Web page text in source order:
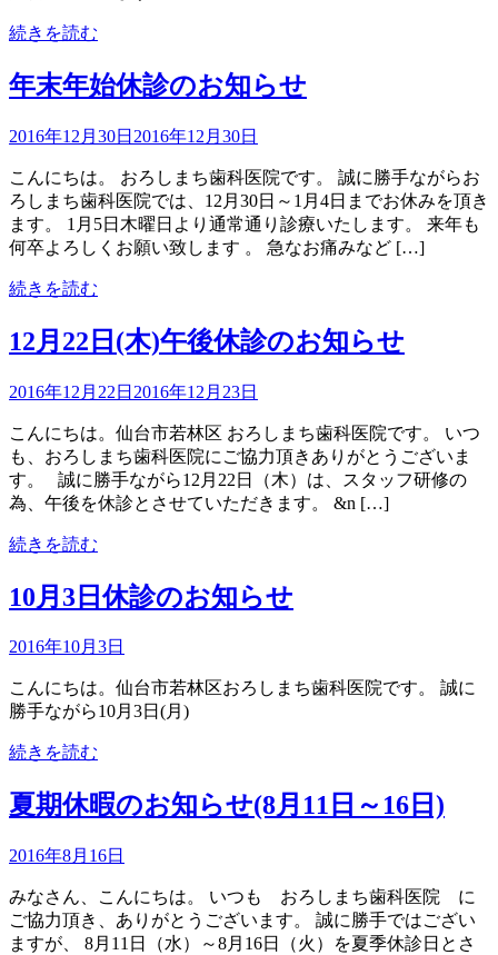
続きを読む
年末年始休診のお知らせ
2016年12月30日 2016年12月30日
こんにちは。 おろしまち歯科医院です。 誠に勝手ながらお
ろしまち歯科医院では、12月30日～1月4日までお休みを頂き
ます。 1月5日木曜日より通常通り診療いたします。 来年も
何卒よろしくお願い致します 。 急なお痛みなど […]
続きを読む
12月22日(木)午後休診のお知らせ
2016年12月22日 2016年12月23日
こんにちは。仙台市若林区 おろしまち歯科医院です。 いつ
も、おろしまち歯科医院にご協力頂きありがとうございま
す。 誠に勝手ながら12月22日（木）は、スタッフ研修の
為、午後を休診とさせていただきます。 &n […]
続きを読む
10月3日休診のお知らせ
2016年10月3日
こんにちは。仙台市若林区おろしまち歯科医院です。 誠に
勝手ながら10月3日(月)
続きを読む
夏期休暇のお知らせ(8月11日～16日)
2016年8月16日
みなさん、こんにちは。 いつも おろしまち歯科医院 に
ご協力頂き、ありがとうございます。 誠に勝手ではござい
ますが、 8月11日（水）～8月16日（火）を夏季休診日とさ